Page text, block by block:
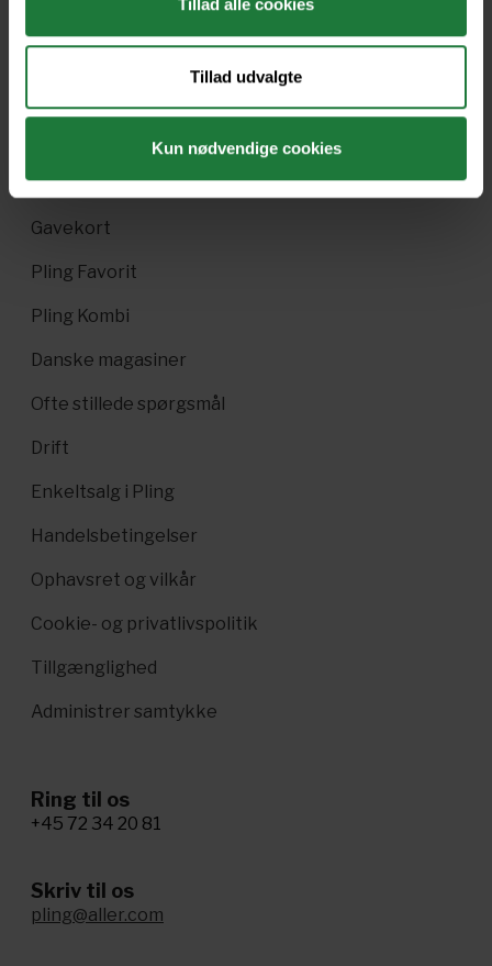
Tillad alle cookies
Tillad udvalgte
Kun nødvendige cookies
Forrige Næste
Nyt i Pling
Gavekort
Pling Favorit
Pling Kombi
Danske magasiner
Ofte stillede spørgsmål
Drift
Enkeltsalg i Pling
Handelsbetingelser
Ophavsret og vilkår
Cookie- og privatlivspolitik
Tillgænglighed
Administrer samtykke
Ring til os
+45 72 34 20 81
Skriv til os
pling@aller.com